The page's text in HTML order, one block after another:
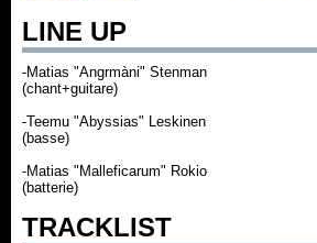
LINE UP
-Matias "Angrmàni" Stenman
(chant+guitare)
-Teemu "Abyssias" Leskinen
(basse)
-Matias "Malleficarum" Rokio
(batterie)
TRACKLIST